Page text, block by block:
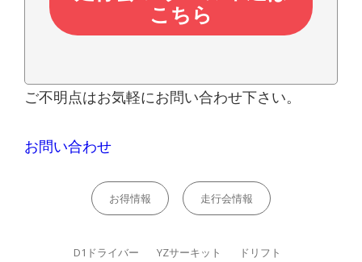
こちら
ご不明点はお気軽にお問い合わせ下さい。
お問い合わせ
Categories
お得情報 走行会情報
Tags,
D1ドライバー YZサーキット
ドリフト